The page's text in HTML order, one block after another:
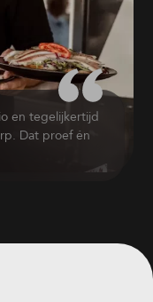
en tegelijkertijd
Dat proef én